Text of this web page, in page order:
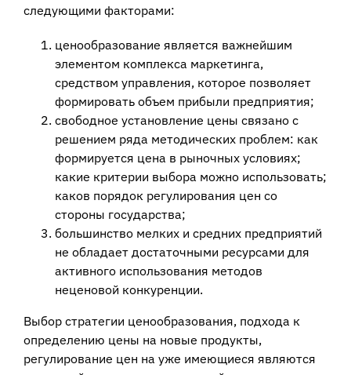
следующими факторами:
ценообразование является важнейшим
элементом комплекса маркетинга,
средством управления, которое позволяет
формировать объем прибыли предприятия;
свободное установление цены связано с
решением ряда методических проблем: как
формируется цена в рыночных условиях;
какие критерии выбора можно использовать;
каков порядок регулирования цен со
стороны государства;
большинство мелких и средних предприятий
не обладает достаточными ресурсами для
активного использования методов
неценовой конкуренции.
Выбор стратегии ценообразования, подхода к
определению цены на новые продукты,
регулирование цен на уже имеющиеся являются